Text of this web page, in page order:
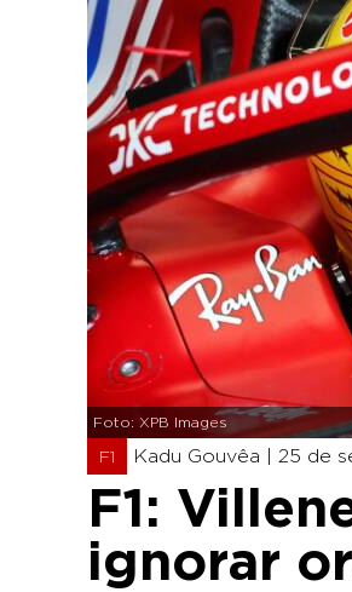
Foto: XPB Images
F1 Kadu Gouvêa | 25 de
F1:
ignorar